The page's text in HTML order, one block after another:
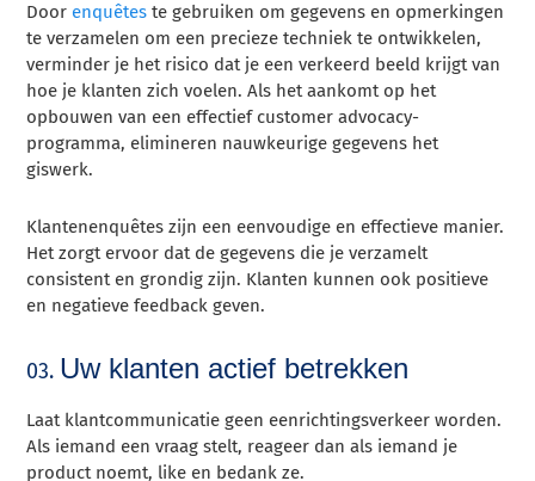
Door enquêtes te gebruiken om gegevens en opmerkingen
te verzamelen om een precieze techniek te ontwikkelen,
verminder je het risico dat je een verkeerd beeld krijgt van
hoe je klanten zich voelen. Als het aankomt op het
opbouwen van een effectief customer advocacy-
programma, elimineren nauwkeurige gegevens het
giswerk.
Klantenenquêtes zijn een eenvoudige en effectieve manier.
Het zorgt ervoor dat de gegevens die je verzamelt
consistent en grondig zijn. Klanten kunnen ook positieve
en negatieve feedback geven.
03. Uw klanten actief betrekken
Laat klantcommunicatie geen eenrichtingsverkeer worden.
Als iemand een vraag stelt, reageer dan als iemand je
product noemt, like en bedank ze.